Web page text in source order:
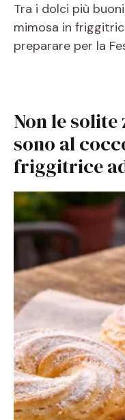
Tra i dolci più
mimosa in
preparare per la
Non le solite
sono al
friggitrice